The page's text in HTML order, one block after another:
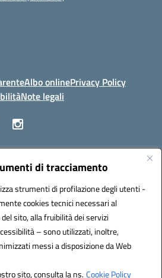
di tracciamento
strumenti di profilazione degli utenti -
cookies tecnici necessari al
sito, alla fruibilità dei servizi
– sono utilizzati, inoltre,
messi a disposizione da Web
sito, consulta la ns.Cookie Policy
Albo onlinePrivacy Policy
Note legali
leis03400t@pec.istruzione.it
by 3D Solution S.r.l.